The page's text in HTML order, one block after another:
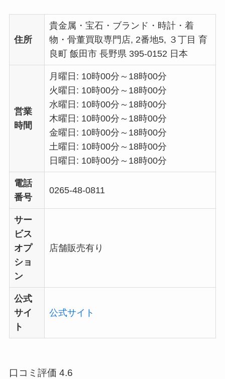
住所
貴金属・宝石・ブランド・時計・着
物・骨董買取専門店, 2番地5, ３丁目 育
良町 飯田市 長野県 395-0152 日本
営業
時間
月曜日: 10時00分～18時00分
火曜日: 10時00分～18時00分
水曜日: 10時00分～18時00分
木曜日: 10時00分～18時00分
金曜日: 10時00分～18時00分
土曜日: 10時00分～18時00分
日曜日: 10時00分～18時00分
電話
番号
0265-48-0811
サー
ビス
オプ
ショ
ン
店舗販売有り
公式
サイ
ト
公式サイト
口コミ評価 4.6